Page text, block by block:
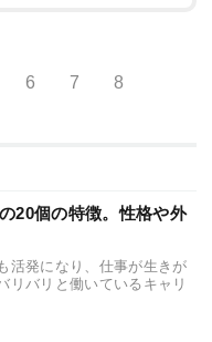
6 7 8
20個の特徴。性格や外
活発になり、仕事が生きが
リバリと働いているキャリ